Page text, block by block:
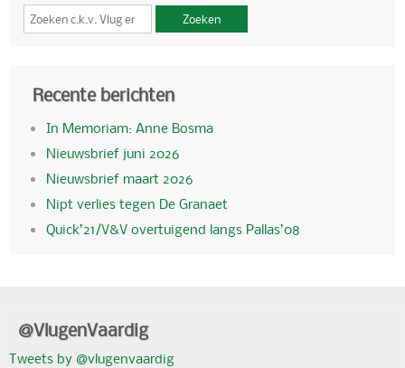
Zoeken
Recente berichten
In Memoriam: Anne Bosma
Nieuwsbrief juni 2026
Nieuwsbrief maart 2026
Nipt verlies tegen De Granaet
Quick’21/V&V overtuigend langs Pallas’08
@VlugenVaardig
Tweets by @vlugenvaardig